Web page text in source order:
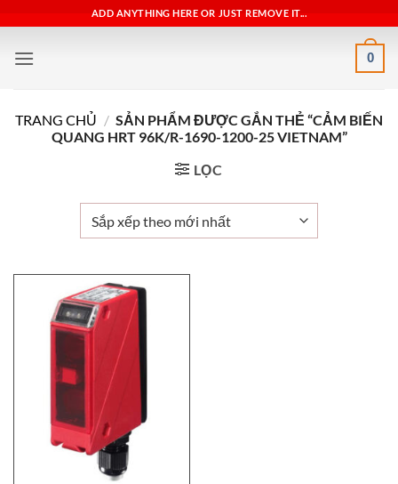
qua
nội
ADD ANYTHING HERE OR JUST REMOVE IT...
0
TRANG CHỦ / SẢN PHẨM ĐƯỢC GẮN THẺ “CẢM BIẾN
QUANG HRT 96K/R-1690-1200-25 VIETNAM”
LỌC